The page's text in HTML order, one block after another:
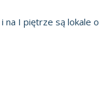
na I piętrze są lokale o